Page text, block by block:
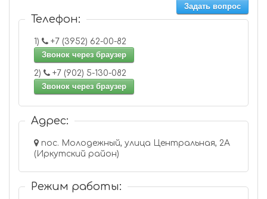
Задать вопрос
Телефон:
1)
+7 (3952) 62-00-82
Звонок через браузер
2)
+7 (902) 5-130-082
Звонок через браузер
Адрес:
пос. Молодежный, улица Центральная, 2А
(Иркутский район)
Режим работы: